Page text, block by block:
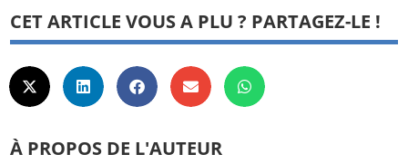
CET ARTICLE VOUS A PLU ? PARTAGEZ-LE !
À PROPOS DE L'AUTEUR